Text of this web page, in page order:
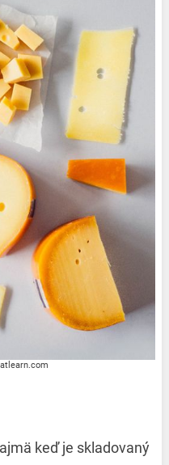
keď je skladovaný